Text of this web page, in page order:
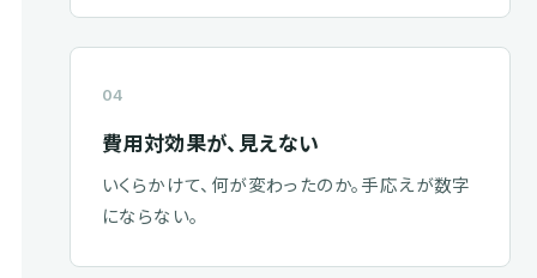
04
費用対効果が、見えない
いくらかけて、何が変わったのか。手応えが数字
にならない。